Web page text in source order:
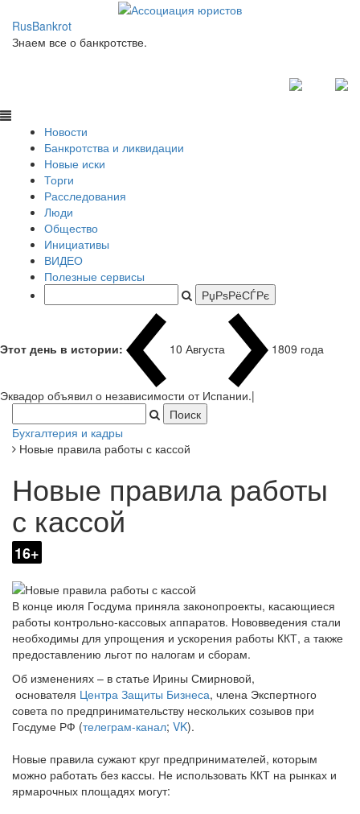
RusBankrot
Знаем все о банкротстве.
Новости
Банкротства и ликвидации
Новые иски
Торги
Расследования
Люди
Общество
Инициативы
ВИДЕО
Полезные сервисы
Этот день в истории: 10 Августа 1809 года
Эквадор объявил о независимости от Испании.|
Бухгалтерия и кадры
Новые правила работы с кассой
Новые правила работы
с кассой
16+
В конце июля Госдума приняла законопроекты, касающиеся
работы контрольно-кассовых аппаратов. Нововведения стали
необходимы для упрощения и ускорения работы ККТ, а также
предоставлению льгот по налогам и сборам.
Об изменениях – в статье Ирины Смирновой,
основателя Центра Защиты Бизнеса, члена Экспертного
совета по предпринимательству нескольких созывов при
Госдуме РФ (телеграм-канал; VK).
Новые правила сужают круг предпринимателей, которым
можно работать без кассы. Не использовать ККТ на рынках и
ярмарочных площадях могут: